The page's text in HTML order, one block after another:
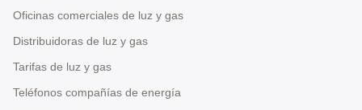
Oficinas comerciales de luz y gas
Distribuidoras de luz y gas
Tarifas de luz y gas
Teléfonos compañías de energía